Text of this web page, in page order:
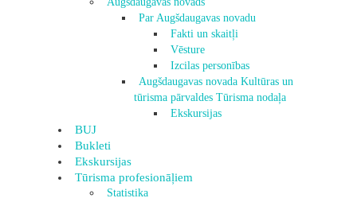
Par Augšdaugavas novadu
Fakti un skaitļi
Vēsture
Izcilas personības
Augšdaugavas novada Kultūras un
tūrisma pārvaldes Tūrisma nodaļa
Ekskursijas
BUJ
Bukleti
Ekskursijas
Tūrisma profesionāļiem
Statistika